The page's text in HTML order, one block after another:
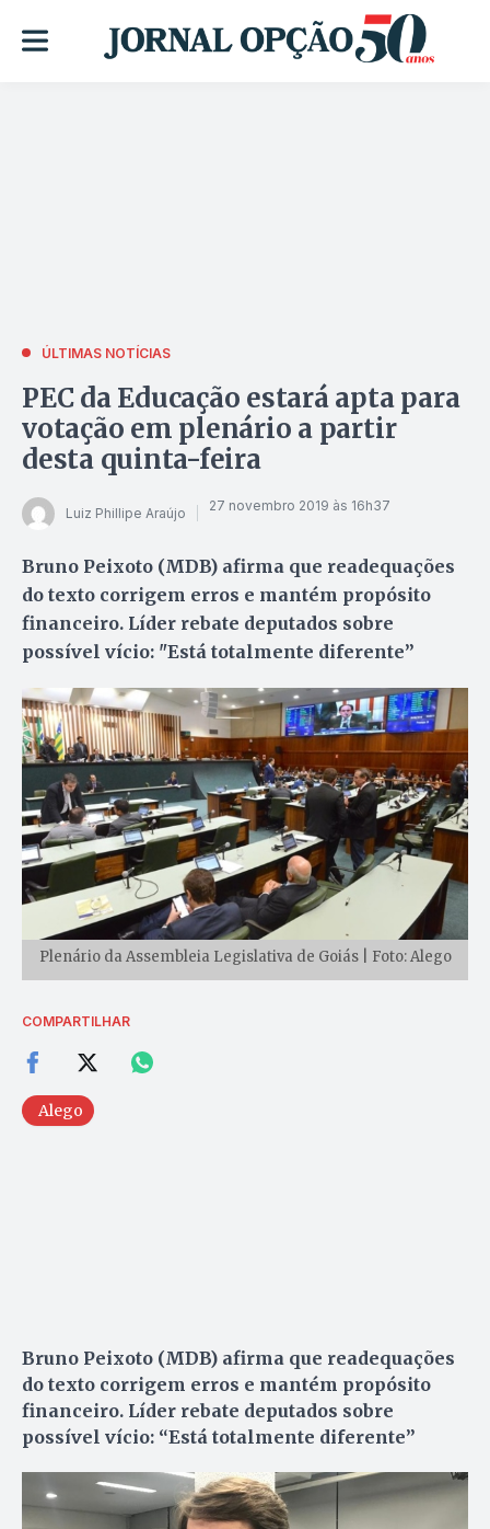
ÚLTIMAS NOTÍCIAS
PEC da Educação estará apta para
votação em plenário a partir
desta quinta-feira
Luiz Phillipe Araújo 27 novembro 2019 às 16h37
Bruno Peixoto (MDB) afirma que readequações
do texto corrigem erros e mantém propósito
financeiro. Líder rebate deputados sobre
possível vício: "Está totalmente diferente”
Plenário da Assembleia Legislativa de Goiás | Foto: Alego
COMPARTILHAR
Alego
Bruno Peixoto (MDB) afirma que readequações
do texto corrigem erros e mantém propósito
financeiro. Líder rebate deputados sobre
possível vício: “Está totalmente diferente”